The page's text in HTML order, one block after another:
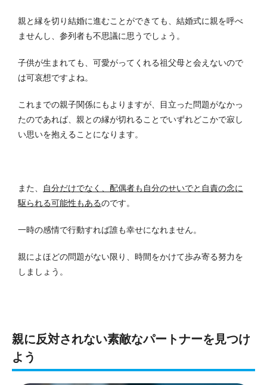
親と縁を切り結婚に進むことができても、結婚式に親を呼べ
ませんし、参列者も不思議に思うでしょう。
子供が生まれても、可愛がってくれる祖父母と会えないので
は可哀想ですよね。
これまでの親子関係にもよりますが、目立った問題がなかっ
たのであれば、親との縁が切れることでいずれどこかで寂し
い思いを抱えることになります。
また、
自分だけでなく、配偶者も自分のせいでと自責の念に
駆られる可能性もあるのです。
一時の感情で行動すれば誰も幸せになれません。
親によほどの問題がない限り、時間をかけて歩み寄る努力を
しましょう。
親に反対されない素敵なパートナーを見つけ
よう